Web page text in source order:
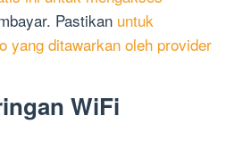
Pastikan untuk
yang ditawarkan oleh provider
WiFi